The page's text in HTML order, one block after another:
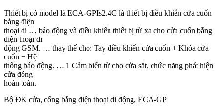
Thiết bị có model là ECA-GPIs2.4C là thiết bị điều khiển cửa cuốn
bằng điện
thoại di … báo động và điều khiển thiết bị từ xa cho cửa cuốn bằng
điện thoại di
động GSM. … thay thế cho: Tay điều khiển cửa cuốn + Khóa cửa
cuốn + Hệ
thống báo động. … 1 Cảm biến từ cho cửa sắt, chức năng phát hiện
cửa đóng
hoàn toàn.
Bộ ĐK cửa, cổng bằng điện thoại di động, ECA-GP